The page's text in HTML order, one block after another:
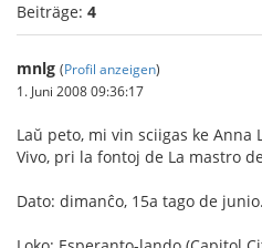
Beiträge: 4
mnlg (Profil anzeigen)
1. Juni 2008 09:36:17
Laŭ peto, mi vin sciigas ke Anna
Vivo, pri la fontoj de La mastro
Dato: dimanĉo, 15a tago de junio.